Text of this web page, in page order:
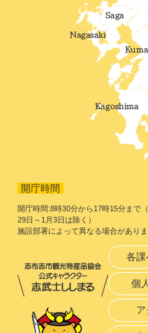
開庁時間
開庁時間:8時30分から17時15分まで
29日～1月3日は除く）
施設部署によって異なる場合がありま
各課
個